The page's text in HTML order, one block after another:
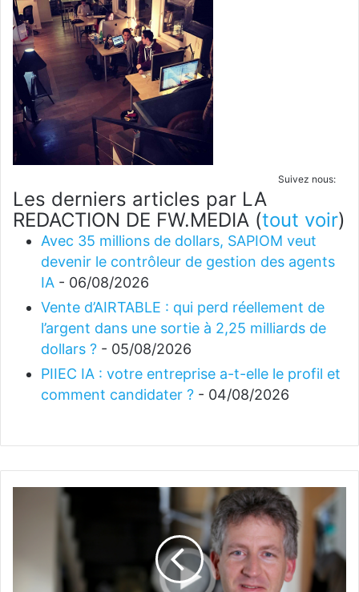
Suivez nous:
Les derniers articles par LA
REDACTION DE FW.MEDIA (tout voir)
Avec 35 millions de dollars, SAPIOM veut
devenir le contrôleur de gestion des agents
IA - 06/08/2026
Vente d’AIRTABLE : qui perd réellement de
l’argent dans une sortie à 2,25 milliards de
dollars ? - 05/08/2026
PIIEC IA : votre entreprise a-t-elle le profil et
comment candidater ? - 04/08/2026